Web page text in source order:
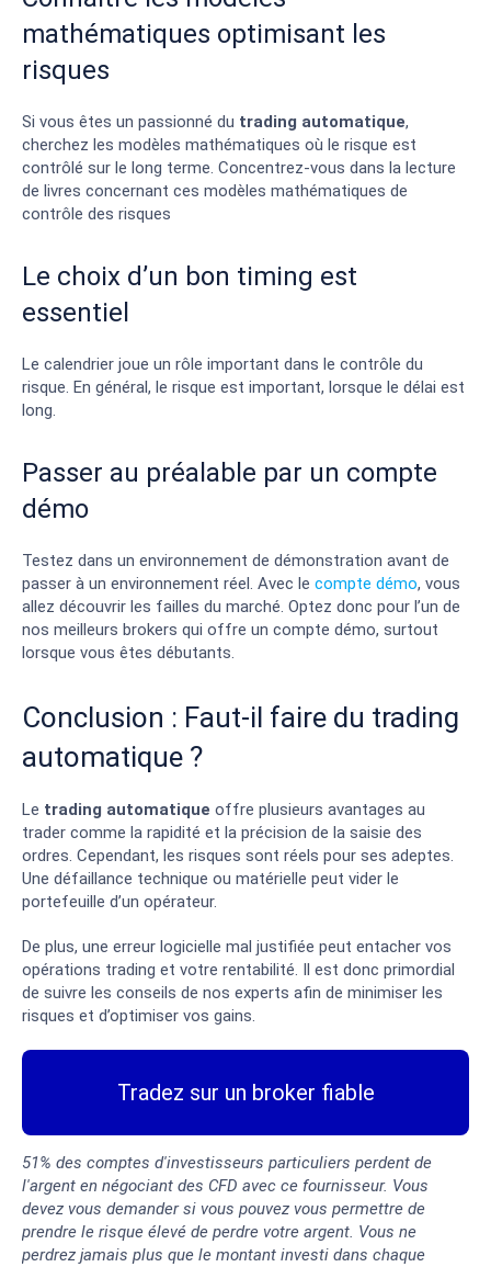
mathématiques optimisant les
risques
Si vous êtes un passionné du trading automatique,
cherchez les modèles mathématiques où le risque est
contrôlé sur le long terme. Concentrez-vous dans la lecture
de livres concernant ces modèles mathématiques de
contrôle des risques
Le choix d’un bon timing est
essentiel
Le calendrier joue un rôle important dans le contrôle du
risque. En général, le risque est important, lorsque le délai est
long.
Passer au préalable par un compte
démo
Testez dans un environnement de démonstration avant de
passer à un environnement réel. Avec le compte démo, vous
allez découvrir les failles du marché. Optez donc pour l’un de
nos meilleurs brokers qui offre un compte démo, surtout
lorsque vous êtes débutants.
Conclusion : Faut-il faire du trading
automatique ?
Le trading automatique offre plusieurs avantages au
trader comme la rapidité et la précision de la saisie des
ordres. Cependant, les risques sont réels pour ses adeptes.
Une défaillance technique ou matérielle peut vider le
portefeuille d’un opérateur.
De plus, une erreur logicielle mal justifiée peut entacher vos
opérations trading et votre rentabilité. Il est donc primordial
de suivre les conseils de nos experts afin de minimiser les
risques et d’optimiser vos gains.
Tradez sur un broker fiable
51% des comptes d'investisseurs particuliers perdent de
l'argent en négociant des CFD avec ce fournisseur. Vous
devez vous demander si vous pouvez vous permettre de
prendre le risque élevé de perdre votre argent. Vous ne
perdrez jamais plus que le montant investi dans chaque